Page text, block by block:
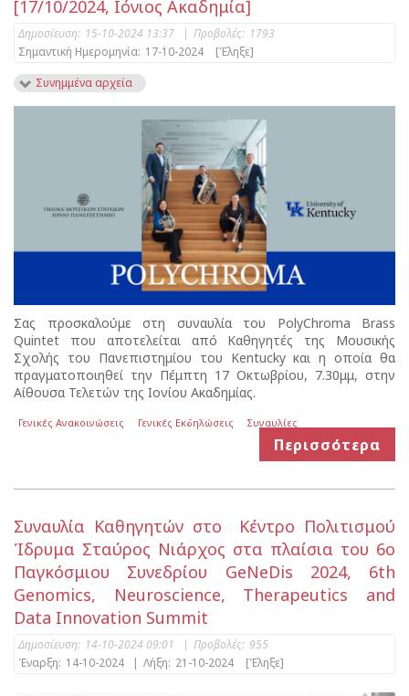
[17/10/2024, Ιόνιος Ακαδημία]
Δημοσίευση: 15-10-2024 13:37 | Προβολές: 1793
Σημαντική Ημερομηνία: 17-10-2024
[Έληξε]
Συνημμένα αρχεία
Σας προσκαλούμε στη συναυλία του PolyChroma Brass
Quintet που αποτελείται από Καθηγητές της Μουσικής
Σχολής του Πανεπιστημίου του Kentucky και η οποία θα
πραγματοποιηθεί την Πέμπτη 17 Οκτωβρίου, 7.30μμ, στην
Αίθουσα Τελετών της Ιονίου Ακαδημίας.
Γενικές Ανακοινώσεις Γενικές Εκδηλώσεις Συναυλίες
Περισσότερα
Συναυλία Καθηγητών στο Κέντρο Πολιτισμού
Ίδρυμα Σταύρος Νιάρχος στα πλαίσια του 6ο
Παγκόσμιου Συνεδρίου GeNeDis 2024, 6th
Genomics, Neuroscience, Therapeutics and
Data Innovation Summit
Δημοσίευση: 14-10-2024 09:01 | Προβολές: 955
Έναρξη: 14-10-2024 | Λήξη: 21-10-2024 [Έληξε]